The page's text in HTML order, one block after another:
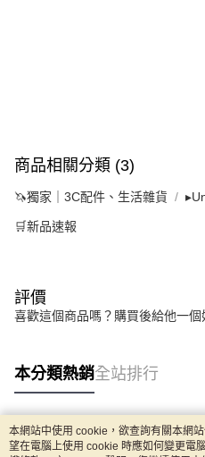
商品相關分類 (3)
🦄獨家｜3C配件、生活雜貨
🛒新品速報
評價
喜歡這個商品嗎？購買後給他一個
本分類熱銷全站排行
熱門標籤
本網站中使用 cookie，欲查詢有關本網
望在電腦上使用 cookie 時應如何變更電